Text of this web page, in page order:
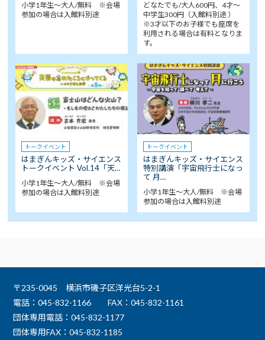
小学1年生～大人/無料 ※会場
参加の場合は入館料別途
どなたでも/大人600円、4才～
中学生300円（入館料別途 ）
※3才以下のお子様でも座席を
利用される場合は有料となりま
す。
トークイベント
はまぎんキッズ・サイエンス
トークイベント Vol.14「天…
小学1年生～大人/無料 ※会場
参加の場合は入館料別途
トークイベント
はまぎんキッズ・サイエンス
特別講演「宇宙飛行士になっ
て 月…
小学1年生～大人/無料 ※会場
参加の場合は入館料別途
〒235-0045 横浜市磯子区洋光台5-2-1
電話：045-832-1166
FAX：045-832-1161
団体専用電話：045-832-1177
団体専用FAX：045-832-1185